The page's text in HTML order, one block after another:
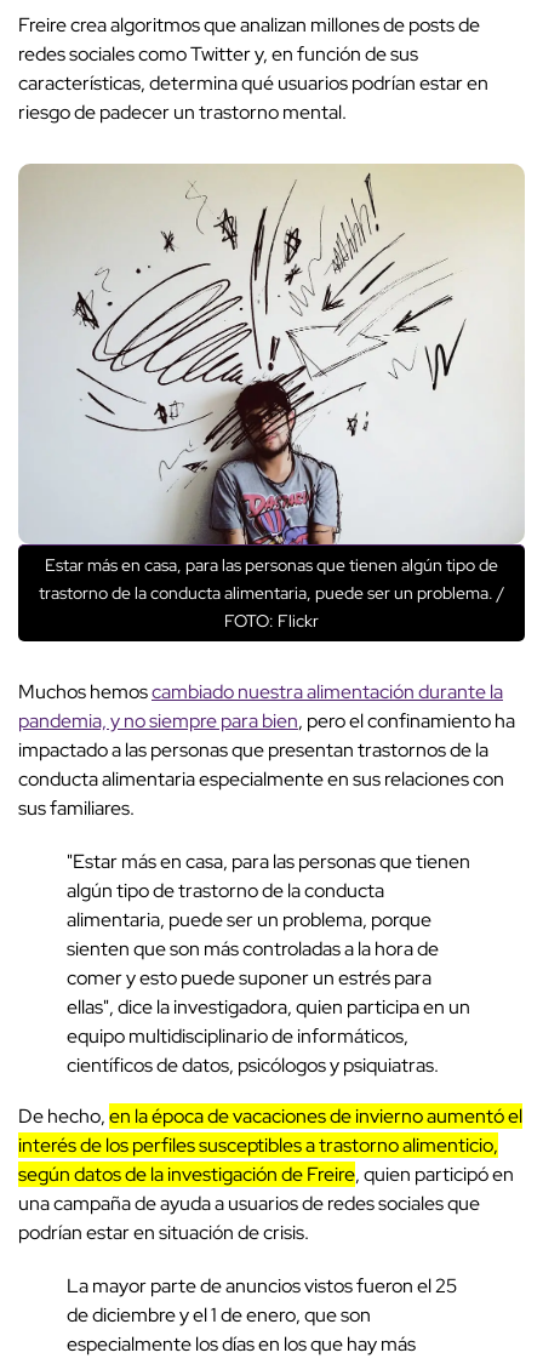
Freire crea algoritmos que analizan millones de posts de
redes sociales como Twitter y, en función de sus
características, determina qué usuarios podrían estar en
riesgo de padecer un trastorno mental.
Estar más en casa, para las personas que tienen algún tipo de
trastorno de la conducta alimentaria, puede ser un problema. /
FOTO: Flickr
Muchos hemoscambiado nuestra alimentación durante la
pandemia, y no siempre para bien, pero el confinamiento ha
impactado a las personas que presentan trastornos de la
conducta alimentaria especialmente en sus relaciones con
sus familiares.
"Estar más en casa, para las personas que tienen
algún tipo de trastorno de la conducta
alimentaria, puede ser un problema, porque
sienten que son más controladas a la hora de
comer y esto puede suponer un estrés para
ellas", dice la investigadora, quien participa en un
equipo multidisciplinario de informáticos,
científicos de datos, psicólogos y psiquiatras.
De hecho,en la época de vacaciones de invierno aumentó el
interés de los perfiles susceptibles a trastorno alimenticio,
según datos de la investigación de Freire, quien participó en
una campaña de ayuda a usuarios de redes sociales que
podrían estar en situación de crisis.
La mayor parte de anuncios vistos fueron el 25
de diciembre y el 1 de enero, que son
especialmente los días en los que hay más